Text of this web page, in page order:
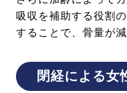
吸収を補助する役割
することで、骨量が
閉経による女